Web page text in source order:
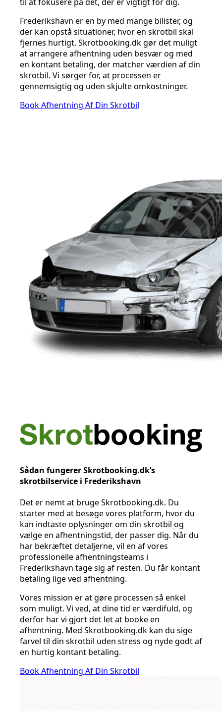
Frederikshavn er en by med mange bilister, og
der kan opstå situationer, hvor en skrotbil skal
fjernes hurtigt. Skrotbooking.dk gør det muligt
at arrangere afhentning uden besvær og med
en kontant betaling, der matcher værdien af din
skrotbil. Vi sørger for, at processen er
gennemsigtig og uden skjulte omkostninger.
Book Afhentning Af Din Skrotbil
Sådan fungerer Skrotbooking.dk’s
skrotbilservice i Frederikshavn
Det er nemt at bruge Skrotbooking.dk. Du
starter med at besøge vores platform, hvor du
kan indtaste oplysninger om din skrotbil og
vælge en afhentningstid, der passer dig. Når du
har bekræftet detaljerne, vil en af vores
professionelle afhentningsteams i
Frederikshavn tage sig af resten. Du får kontant
betaling lige ved afhentning.
Vores mission er at gøre processen så enkel
som muligt. Vi ved, at dine tid er værdifuld, og
derfor har vi gjort det let at booke en
afhentning. Med Skrotbooking.dk kan du sige
farvel til din skrotbil uden stress og nyde godt af
en hurtig kontant betaling.
Book Afhentning Af Din Skrotbil